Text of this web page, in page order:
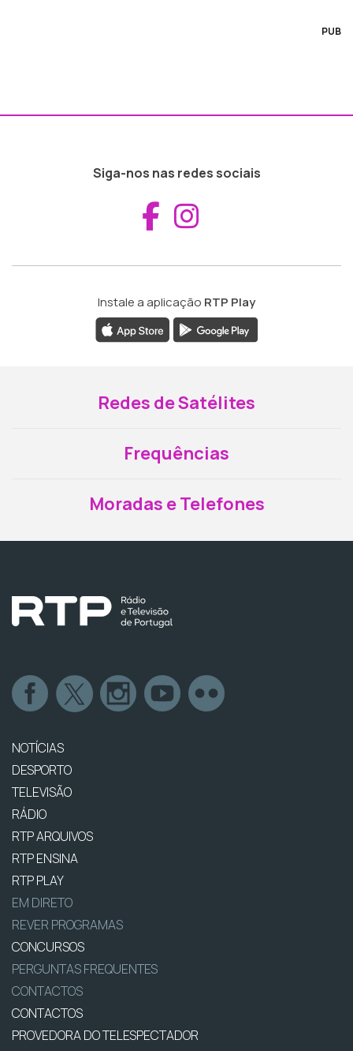
PUB
Siga-nos nas redes sociais
Aceder ao
Instale a aplicação RTP Play
Redes de Satélites
Frequências
Moradas e Telefones
NOTÍCIAS
DESPORTO
TELEVISÃO
RÁDIO
RTP ARQUIVOS
RTP ENSINA
RTP PLAY
EM DIRETO
REVER PROGRAMAS
CONCURSOS
PERGUNTAS FREQUENTES
CONTACTOS
CONTACTOS
PROVEDORA DO TELESPECTADOR